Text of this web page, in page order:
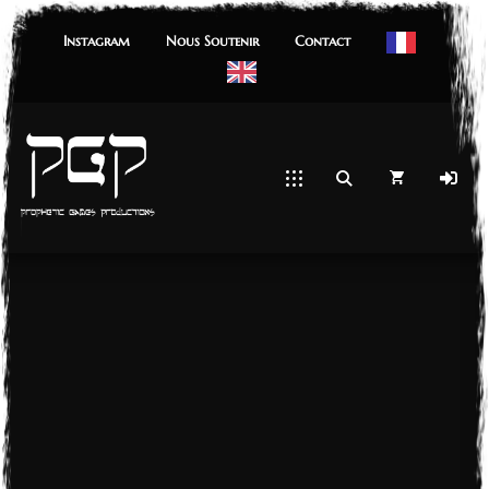
Instagram Nous Soutenir Contact